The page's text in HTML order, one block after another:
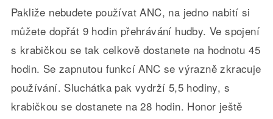
Pakliže nebudete používat ANC, na jedno nabití si
můžete dopřát 9 hodin přehrávání hudby. Ve spojení
s krabičkou se tak celkově dostanete na hodnotu 45
hodin. Se zapnutou funkcí ANC se výrazně zkracuje
používání. Sluchátka pak vydrží 5,5 hodiny, s
krabičkou se dostanete na 28 hodin. Honor ještě